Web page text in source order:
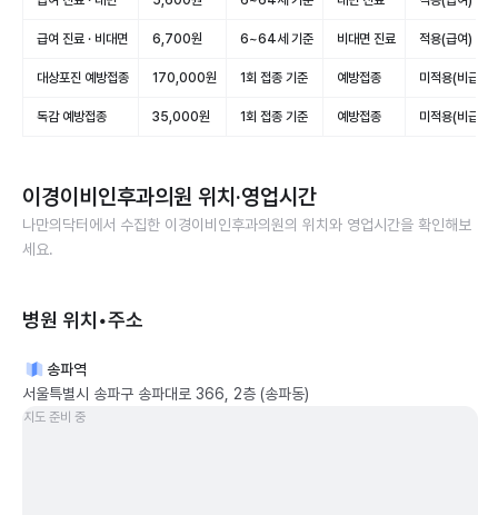
급여 진료 · 비대면 6,700원 6~64세 기준 비대면 진료 적용(급여)
대상포진 예방접종 170,000원 1회 접종 기준 예방접종 미적용(비급여)
독감 예방접종 35,000원 1회 접종 기준 예방접종 미적용(비급여)
이경이비인후과의원 위치·영업시간
나만의닥터에서 수집한 이경이비인후과의원의 위치와 영업시간을 확인해보
세요.
병원 위치•주소
송파역
서울특별시 송파구 송파대로 366, 2층 (송파동)
지도 준비 중